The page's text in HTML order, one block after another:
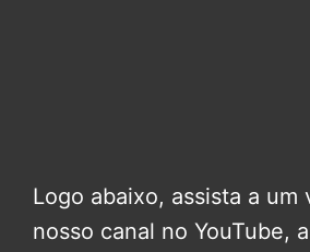
Logo abaixo, assista a um
nosso canal no YouTube, a